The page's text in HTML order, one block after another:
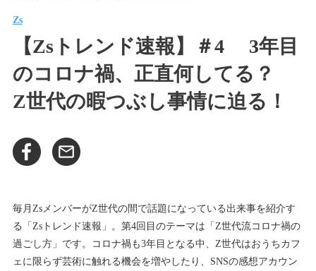
Zs
【Zsトレンド速報】＃4 3年目
のコロナ禍、正直何してる？
Z世代の暇つぶし事情に迫る！
毎月ZsメンバーがZ世代の間で話題になっている出来事を紹介す
る「Zsトレンド速報」。第4回目のテーマは「Z世代流コロナ禍の
過ごし方」です。コロナ禍も3年目となる中、Z世代はおうちカフ
ェに限らず芸術に触れる機会を増やしたり、SNSの感想アカウン